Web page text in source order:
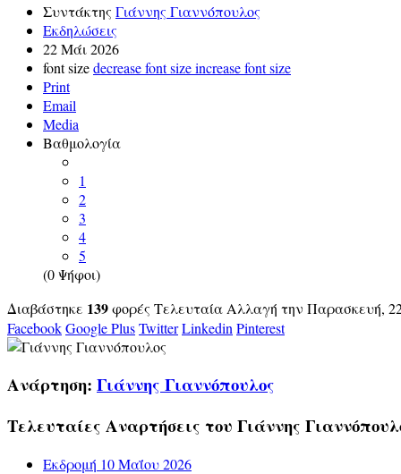
Συντάκτης Γιάννης Γιαννόπουλος
Εκδηλώσεις
22 Μάι 2026
font sizedecrease font sizeincrease font size
Print
Email
Media
Βαθμολογία
1
2
3
4
5
(0 Ψήφοι)
Διαβάστηκε 139φορές Τελευταία Αλλαγή την Παρασκευή,
FacebookGoogle PlusTwitterLinkedin Pinterest
Ανάρτηση: Γιάννης Γιαννόπουλος
Τελευταίες Αναρτήσεις του Γιάννης
Εκδρομή 10 Μαΐου 2026